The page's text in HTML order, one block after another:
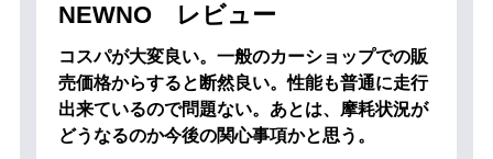
NEWNO レビュー
コスパが大変良い。一般のカーショップでの販
売価格からすると断然良い。性能も普通に走行
出来ているので問題ない。あとは、摩耗状況が
どうなるのか今後の関心事項かと思う。